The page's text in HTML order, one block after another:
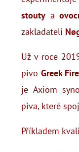
stouty a
zakladateli
Už v roce
pivo Greek Fire
je Axiom
piva, které
Příkladem